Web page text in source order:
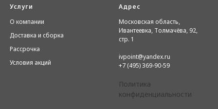
Услуги
О компании
Доставка и сборка
Рассрочка
Условия акций
Адрес
Московская область,
Ивантеевка, Толмачёва, 92,
стр. 1
ivpoint@yandex.ru
+7 (495) 369-90-59
Политика
конфиденциальности